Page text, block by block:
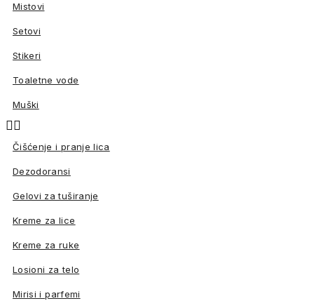
Mistovi
Setovi
Stikeri
Toaletne vode
Muški

Čišćenje i pranje lica
Dezodoransi
Gelovi za tuširanje
Kreme za lice
Kreme za ruke
Losioni za telo
Mirisi i parfemi